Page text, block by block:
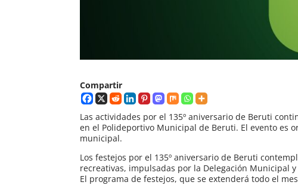
Compartir
Las actividades por el 135º aniversario de Beruti
en el Polideportivo Municipal de Beruti. El evento es
municipal.
Los festejos por el 135º aniversario de Beruti
recreativas, impulsadas por la Delegación Municipal
El programa de festejos, que se extenderá todo el